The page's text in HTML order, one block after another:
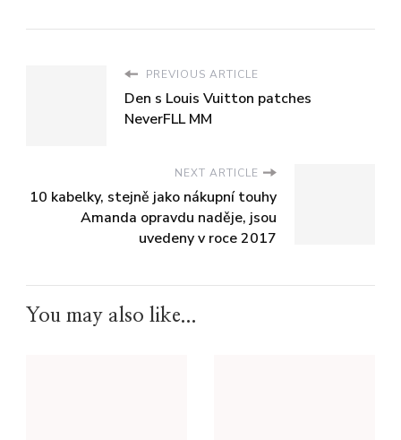
PREVIOUS ARTICLE
Den s Louis Vuitton patches
NeverFLL MM
NEXT ARTICLE
10 kabelky, stejně jako nákupní touhy
Amanda opravdu naděje, jsou
uvedeny v roce 2017
You may also like...